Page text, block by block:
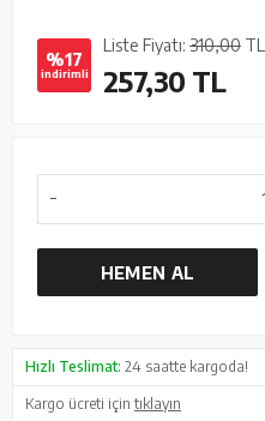
%17
indirimli
Liste Fiyatı: 310,00 TL
257,30 TL
HEMEN AL
Hızlı Teslimat: 24 saatte kargoda!
Kargo ücreti içintıklayın